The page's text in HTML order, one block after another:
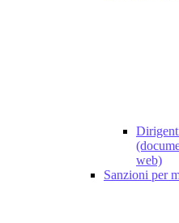
web)
Sanzioni per